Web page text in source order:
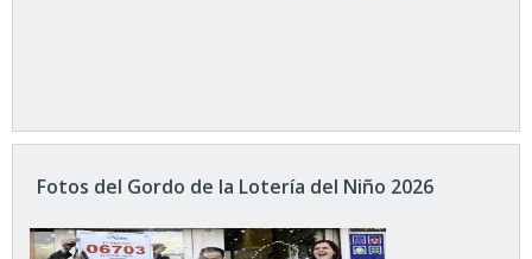
Fotos del Gordo de la Lotería del Niño 2026